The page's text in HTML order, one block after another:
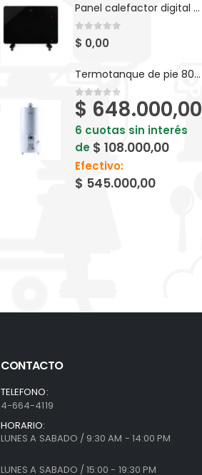
Panel calefactor digital de vidrio Atma 1500W 91ATVC1521P
0 out of 5
$ 0,00
Termotanque de pie 80 LTS Saiar a gas - TPG080MSA
0out of 5
$ 648.000,00
6 cuotas sin interés
de $ 108.000,00
Efectivo:
$ 545.000,00
CONTACTO
TELEFONO:
4-664-4119
HORARIO:
LUNES A SABADO / 9:30 AM - 14:00 PM
LUNES A SABADO / 15:00 - 19:30 PM